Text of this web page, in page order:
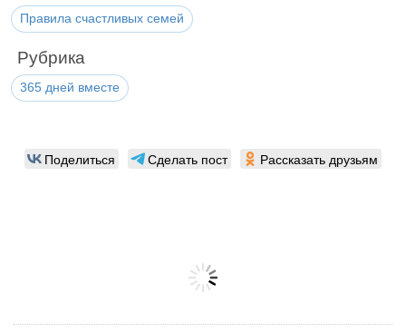
Правила счастливых семей
Рубрика
365 дней вместе
Поделиться Сделать пост Рассказать друзьям